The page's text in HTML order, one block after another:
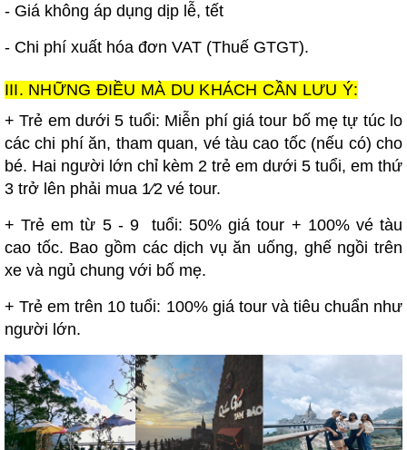
- Giá không áp dụng dịp lễ, tết
- Chi phí xuất hóa đơn VAT (Thuế GTGT).
III. NHỮNG ĐIỀU MÀ DU KHÁCH CẦN LƯU Ý:
+ Trẻ em dưới 5 tuổi: Miễn phí giá tour bố mẹ tự túc lo
các chi phí ăn, tham quan, vé tàu cao tốc (nếu có) cho
bé. Hai người lớn chỉ kèm 2 trẻ em dưới 5 tuổi, em thứ
3 trở lên phải mua 1⁄2 vé tour.
+ Trẻ em từ 5 - 9 tuổi: 50% giá tour + 100% vé tàu
cao tốc. Bao gồm các dịch vụ ăn uống, ghế ngồi trên
xe và ngủ chung với bố mẹ.
+ Trẻ em trên 10 tuổi: 100% giá tour và tiêu chuẩn như
người lớn.